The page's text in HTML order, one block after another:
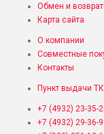
Обмен и возврат
Карта сайта
О компании
Совместные
Контакты
Пункт выдачи
+7 (4932) 23-35-
+7 (4932) 29-36-